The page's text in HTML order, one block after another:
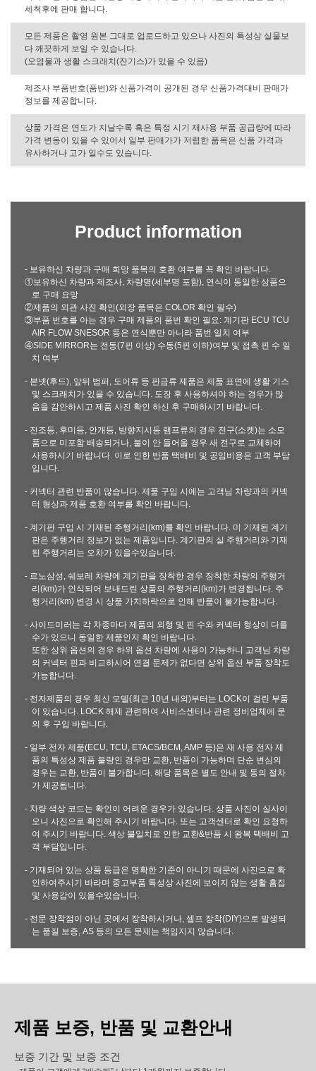
세척후에 판매 합니다.
모든 제품은 촬영 원본 그대로 업로드하고 있으나 사진의 특성상 실물보
다 깨끗하게 보일 수 있습니다.
(오염물과 생활 스크래치(잔기스)가 있을 수 있음)
제조사 부품번호(품번)와 신품가격이 공개된 경우 신품가격대비 판매가
정보를 제공합니다.
상품 가격은 연도가 지날수록 혹은 특정 시기 재사용 부품 공급량에 따라
가격 변동이 있을 수 있어서 일부 판매가가 저렴한 품목은 신품 가격과
유사하거나 고가 일수도 있습니다.
Product information
- 보유하신 차량과 구매 희망 품목의 호환 여부를 꼭 확인 바랍니다.
①보유하신 차량과 제조사, 차량명(세부명 포함), 연식이 동일한 상품으
로 구매 요망
②제품의 외관 사진 확인(외장 품목은 COLOR 확인 필수)
③부품 번호를 아는 경우 구매 제품의 품번 확인 필요: 계기판 ECU TCU
AIR FLOW SNESOR 등은 연식뿐만 아니라 품번 일치 여부
④SIDE MIRROR는 전동(7핀 이상) 수동(5핀 이하)여부 및 접촉 핀 수 일
치 여부
- 본넷(후드), 앞뒤 범퍼, 도어류 등 판금류 제품은 제품 표면에 생활 기스
및 스크래치가 있을 수 있습니다. 도장 후 사용하셔야 하는 경우가 많
음을 감안하시고 제품 사진 확인 하신 후 구매하시기 바랍니다.
- 전조등, 후미등, 안개등, 방향지시등 램프류의 경우 전구(소켓)는 소모
품으로 미포함 배송되거나, 불이 안 들어올 경우 새 전구로 교체하여
사용하시기 바랍니다. 이로 인한 반품 택배비 및 공임비용은 고객 부담
입니다.
- 커넥터 관련 반품이 많습니다. 제품 구입 시에는 고객님 차량과의 커넥
터 형상과 제품 호환 여부를 확인 바랍니다.
- 계기판 구입 시 기재된 주행거리(km)를 확인 바랍니다. 미 기재된 계기
판은 주행거리 정보가 없는 제품입니다. 계기판의 실 주행거리와 기재
된 주행거리는 오차가 있을수있습니다.
- 르노삼성, 쉐보레 차량에 계기판을 장착한 경우 장착한 차량의 주행거
리(km)가 인식되어 보내드린 상품의 주행거리(km)가 변경됩니다. 주
행거리(km) 변경 시 상품 가치하락으로 인해 반품이 불가능합니다.
- 사이드미러는 각 차종마다 제품의 외형 및 핀 수와 커넥터 형상이 다를
수가 있으니 동일한 제품인지 확인 바랍니다.
또한 상위 옵션의 경우 하위 옵션 차량에 사용이 가능하니 고객님 차량
의 커넥터 핀과 비교하시어 연결 문제가 없다면 상위 옵션 부품 장착도
가능합니다.
- 전자제품의 경우 최신 모델(최근 10년 내외)부터는 LOCK이 걸린 부품
이 있습니다. LOCK 해제 관련하여 서비스센터나 관련 정비업체에 문
의 후 구입 바랍니다.
- 일부 전자 제품(ECU, TCU, ETACS/BCM, AMP 등)은 재 사용 전자 제
품의 특성상 제품 불량인 경우만 교환, 반품이 가능하며 단순 변심의
경우는 교환, 반품이 불가합니다. 해당 품목은 별도 안내 및 동의 절차
가 제공됩니다.
- 차량 색상 코드는 확인이 어려운 경우가 있습니다. 상품 사진이 실사이
오니 사진으로 확인해 주시기 바랍니다. 또는 고객센터로 확인 요청하
여 주시기 바랍니다. 색상 불일치로 인한 교환&반품 시 왕복 택배비 고
객 부담입니다.
- 기재되어 있는 상품 등급은 명확한 기준이 아니기 때문에 사진으로 확
인하여주시기 바라며 중고부품 특성상 사진에 보이지 않는 생활 흠집
및 사용감이 있을수있습니다.
- 전문 장착점이 아닌 곳에서 장착하시거나, 셀프 장착(DIY)으로 발생되
는 품질 보증, AS 등의 모든 문제는 책임지지 않습니다.
제품 보증, 반품 및 교환안내
보증 기간 및 보증 조건